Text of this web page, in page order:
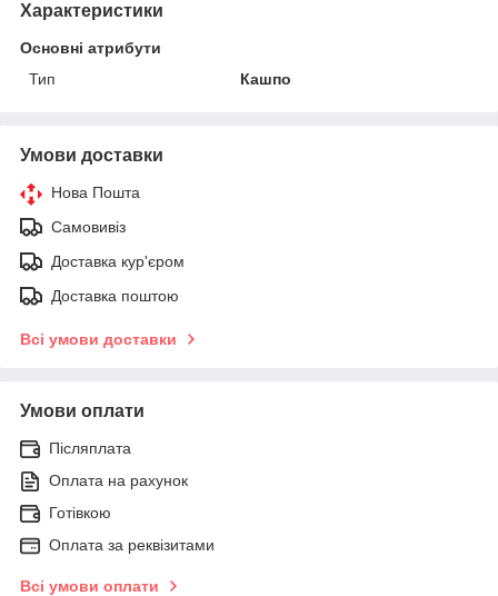
Характеристики
Основні атрибути
Тип
Кашпо
Умови доставки
Нова Пошта
Самовивіз
Доставка кур'єром
Доставка поштою
Всі умови доставки
Умови оплати
Післяплата
Оплата на рахунок
Готівкою
Оплата за реквізитами
Всі умови оплати